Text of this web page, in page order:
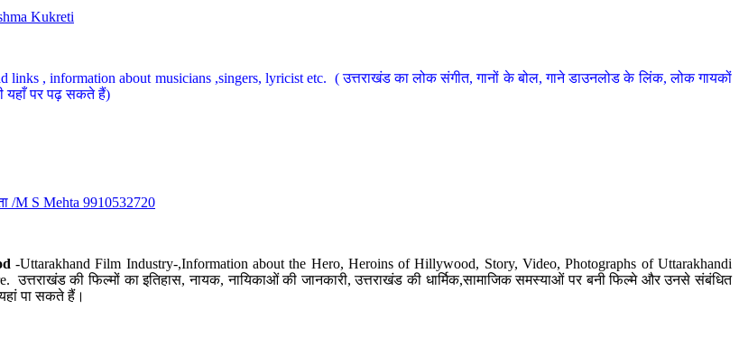
Kukreti
, information about musicians ,singers, lyricist etc. ( उत्तराखंड का लोक संगीत, गानों के बोल, गाने डाउनलोड के लिंक, लोक गायकों
यहाँ पर पढ़ सकते हैं)
/M S Mehta 9910532720
-Uttarakhand Film Industry-,Information about the Hero, Heroins of Hillywood, Story, Video, Photographs of Uttarakhandi
की फिल्मों का इतिहास, नायक, नायिकाओं की जानकारी, उत्तराखंड की धार्मिक,सामाजिक समस्याओं पर बनी फिल्मे और उनसे संबंधित
पा सकते हैं।